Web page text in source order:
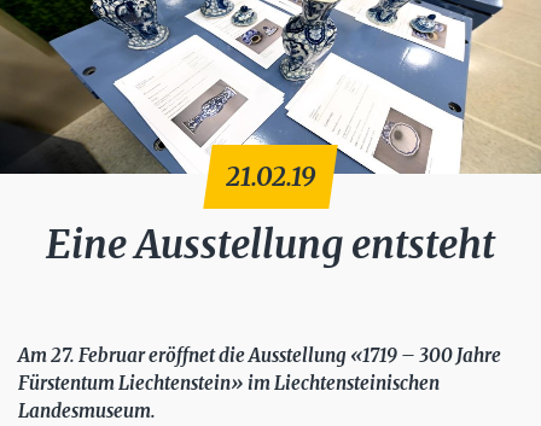
21.02.19
Eine Ausstellung entsteht
Am 27. Februar eröffnet die Ausstellung «1719 – 300 Jahre
Fürstentum Liechtenstein» im Liechtensteinischen
Landesmuseum.